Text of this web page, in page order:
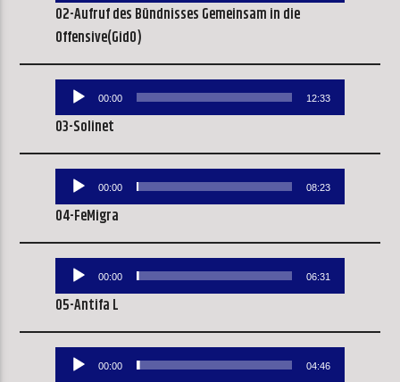
02-Aufruf des Bündnisses Gemeinsam in die
Offensive(GidO)
Audio-
00:00 12:33
03-Solinet
Audio-
00:00 08:23
04-FeMigra
Audio-
00:00 06:31
05-Antifa L
Audio-
00:00 04:46